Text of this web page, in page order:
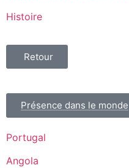
Histoire
Retour
Présence dans le monde
Portugal
Angola